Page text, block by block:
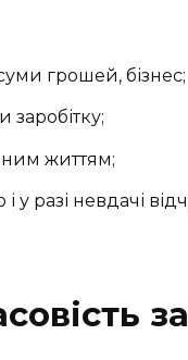
грошей, бізнес;
життям;
разі невдачі